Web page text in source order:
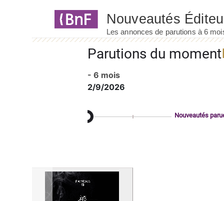
Parutions du moment
- 6 mois
2/9/2026
Nouveautés